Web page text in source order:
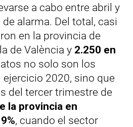
a cabo entre abril y
alarma. Del total, casi
en la provincia de
de València y 2.250 en
no solo son los
2020, sino que
del tercer trimestre de
la provincia en
, cuando el sector